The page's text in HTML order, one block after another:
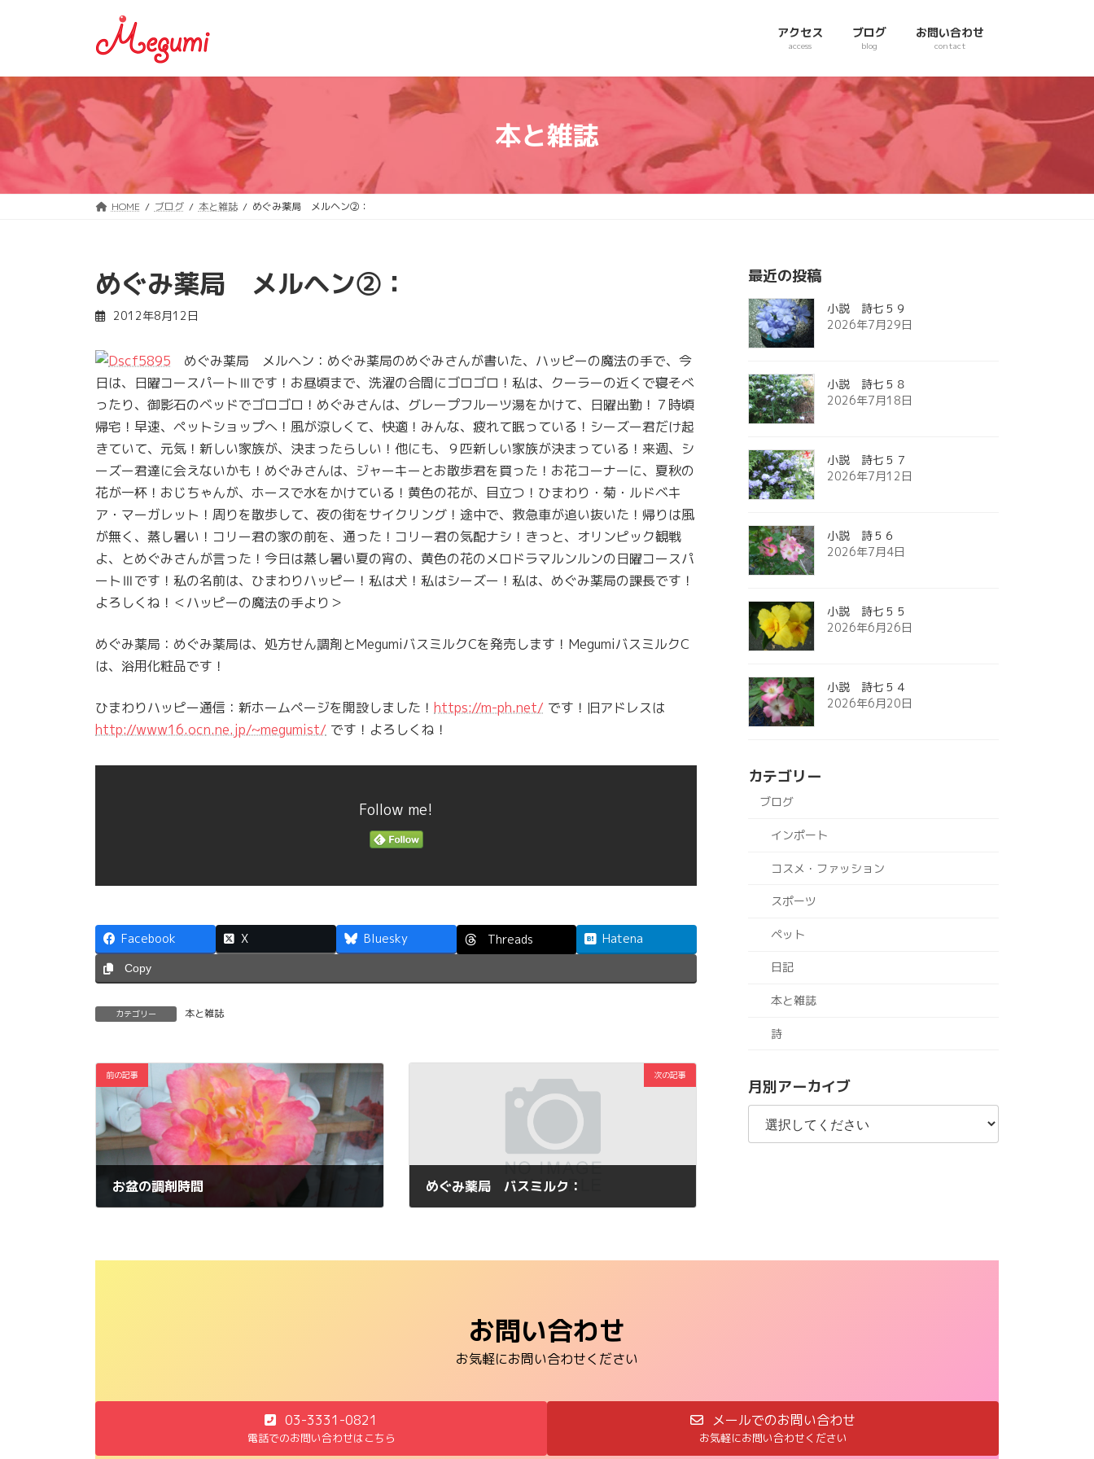
ツ
へ
ス
ッ
シ
ョ
ン
移
アクセス
access
ブログ
blog
お問い合わせ
contact
本と雑誌
HOME ブログ 本と雑誌 めぐみ薬局 メルヘン②：
めぐみ薬局 メルヘン②：
2012年8月12日
めぐみ薬局 メルヘン：めぐみ薬局のめぐみさんが書いた、ハッピーの魔法の手で、今
日は、日曜コースパートⅢです！お昼頃まで、洗濯の合間にゴロゴロ！私は、クーラーの近くで寝そべ
ったり、御影石のベッドでゴロゴロ！めぐみさんは、グレープフルーツ湯をかけて、日曜出勤！７時頃
帰宅！早速、ペットショップへ！風が涼しくて、快適！みんな、疲れて眠っている！シーズー君だけ起
きていて、元気！新しい家族が、決まったらしい！他にも、９匹新しい家族が決まっている！来週、シ
ーズー君達に会えないかも！めぐみさんは、ジャーキーとお散歩君を買った！お花コーナーに、夏秋の
花が一杯！おじちゃんが、ホースで水をかけている！黄色の花が、目立つ！ひまわり・菊・ルドベキ
ア・マーガレット！周りを散歩して、夜の街をサイクリング！途中で、救急車が追い抜いた！帰りは風
が無く、蒸し暑い！コリー君の家の前を、通った！コリー君の気配ナシ！きっと、オリンピック観戦
よ、とめぐみさんが言った！今日は蒸し暑い夏の宵の、黄色の花のメロドラマルンルンの日曜コースパ
ートⅢです！私の名前は、ひまわりハッピー！私は犬！私はシーズー！私は、めぐみ薬局の課長です！
よろしくね！＜ハッピーの魔法の手より＞
めぐみ薬局：めぐみ薬局は、処方せん調剤とMegumiバスミルクCを発売します！MegumiバスミルクC
は、浴用化粧品です！
ひまわりハッピー通信：新ホームページを開設しました！ https://m-ph.net/ です！旧アドレスは
http://www16.ocn.ne.jp/~megumist/ です！よろしくね！
Follow me!
Facebook X Bluesky Threads Hatena
Copy
カテゴリー 本と雑誌
前の記事
お盆の調剤時間
次の記事
めぐみ薬局 バスミルク：
最近の投稿
小説 詩七５９
2026年7月29日
小説 詩七５８
2026年7月18日
小説 詩七５７
2026年7月12日
小説 詩５６
2026年7月4日
小説 詩七５５
2026年6月26日
小説 詩七５４
2026年6月20日
カテゴリー
ブログ
インポート
コスメ・ファッション
スポーツ
ペット
日記
本と雑誌
詩
月別アーカイブ
お問い合わせ
お気軽にお問い合わせください
03-3331-0821
電話でのお問い合わせはこちら
メールでのお問い合わせ
お気軽にお問い合わせください